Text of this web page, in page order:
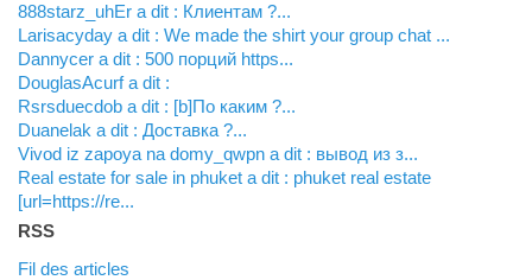
888starz_uhEr a dit : Клиентам ?...
Larisacyday a dit : We made the shirt your group chat ...
Dannycer a dit : 500 порций https...
DouglasAcurf a dit :
Rsrsduecdob a dit : [b]По каким ?...
Duanelak a dit : Доставка ?...
vivod iz zapoya na domy_qwpn a dit : вывод из з...
real estate for sale in phuket a dit : phuket real estate
[url=https://re...
RSS
Fil des articles